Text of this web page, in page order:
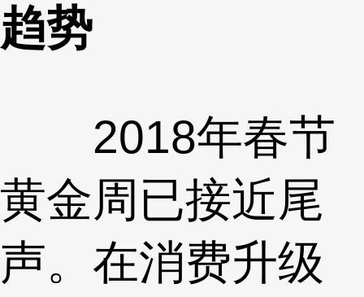
趋势
2018年春节
黄金周已接近尾
声。在消费升级